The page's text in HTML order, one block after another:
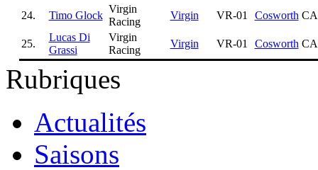
24. Timo Glock
Virgin
Racing
Virgin VR-01 Cosworth
25.
Lucas Di
Grassi
Virgin
Racing
Virgin VR-01 Cosworth
Rubriques
Actualités
Saisons